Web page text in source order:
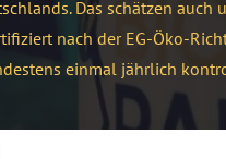
Das schätzen auch
nach der EG-Öko-
einmal jährlich